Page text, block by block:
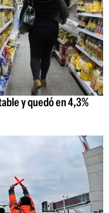
y quedó en 4,3%